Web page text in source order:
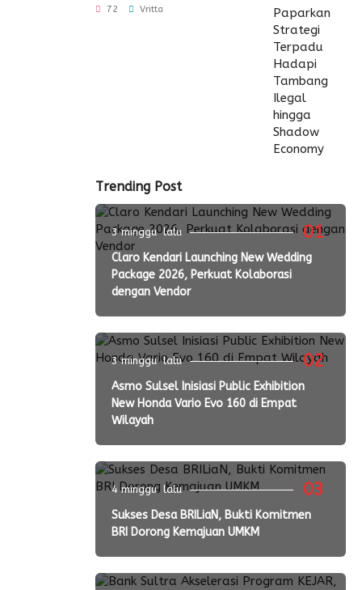
Tambang Ilegal hingga
72 Vritta
Trending Post
01
3 minggu lalu
Claro Kendari Launching New Wedding
Package 2026, Perkuat Kolaborasi
dengan Vendor
02
3 minggu lalu
Asmo Sulsel Inisiasi Public Exhibition
New Honda Vario Evo 160 di Empat
Wilayah
03
4 minggu lalu
Sukses Desa BRILiaN, Bukti Komitmen
BRI Dorong Kemajuan UMKM